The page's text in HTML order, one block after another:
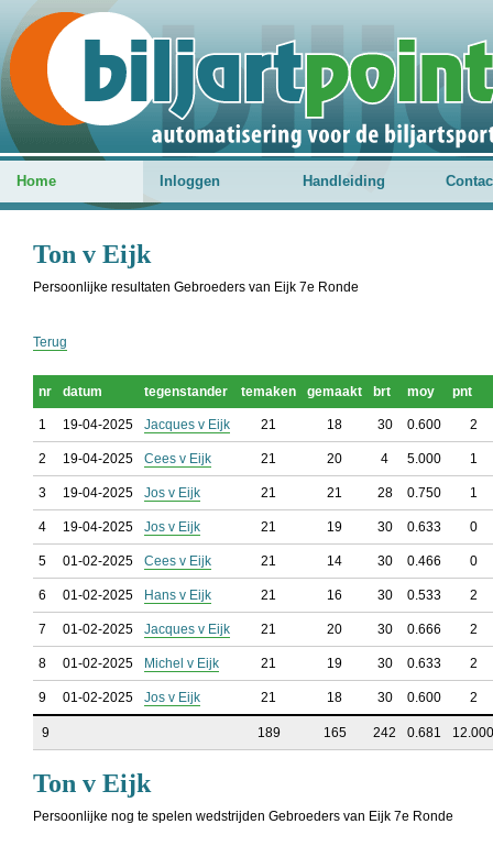
Home Inloggen Handleiding
Ton v Eijk
Persoonlijke resultaten Gebroeders van Eijk 7e Ronde
Terug
nr datum tegenstander temaken gemaakt brt moy pnt
1 19-04-2025 Jacques v Eijk 21 18 30 0.600 2
2 19-04-2025 Cees v Eijk 21 20 4 5.000 1
3 19-04-2025 Jos v Eijk 21 21 28 0.750 1
4 19-04-2025 Jos v Eijk 21 19 30 0.633 0
5 01-02-2025 Cees v Eijk 21 14 30 0.466 0
6 01-02-2025 Hans v Eijk 21 16 30 0.533 2
7 01-02-2025 Jacques v Eijk 21 20 30 0.666 2
8 01-02-2025 Michel v Eijk 21 19 30 0.633 2
9 01-02-2025 Jos v Eijk 21 18 30 0.600 2
9 189 165 242 0.681 12.000
Ton v Eijk
Persoonlijke nog te spelen wedstrijden Gebroeders van Eijk 7e Ronde